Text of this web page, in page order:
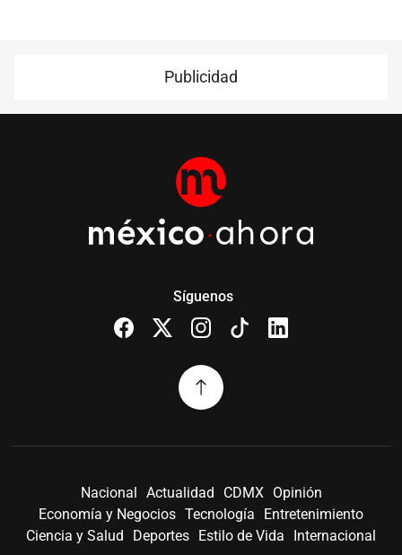
Publicidad
Síguenos
Nacional Actualidad CDMX
Opinión
Economía y Negocios Tecnología
Entretenimiento
Ciencia y Salud
Deportes Estilo de Vida Internacional